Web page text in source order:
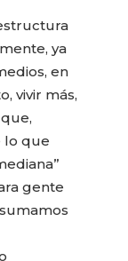
ya
en
vivir más,
lo que
gente